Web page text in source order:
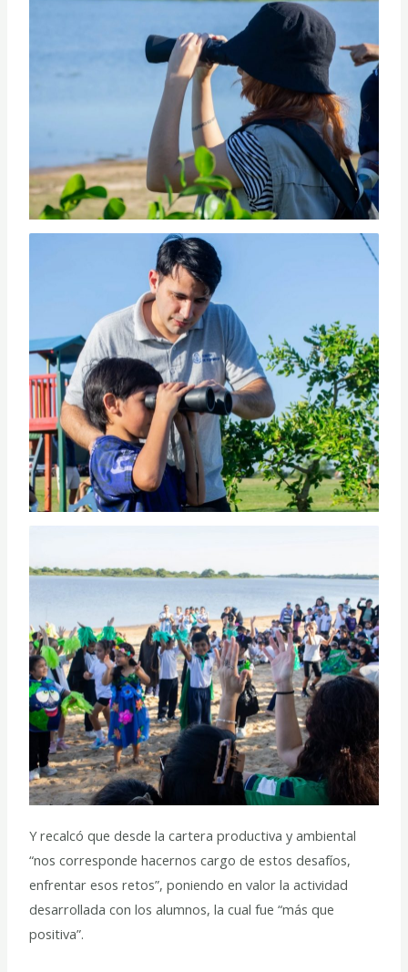
Y recalcó que desde la cartera productiva y ambiental
“nos corresponde hacernos cargo de estos desafíos,
enfrentar esos retos”, poniendo en valor la actividad
desarrollada con los alumnos, la cual fue “más que
positiva”.